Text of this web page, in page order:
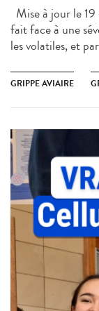
Mise à jour le
fait face à une
les volatiles, et
GRIPPE AVIAIRE